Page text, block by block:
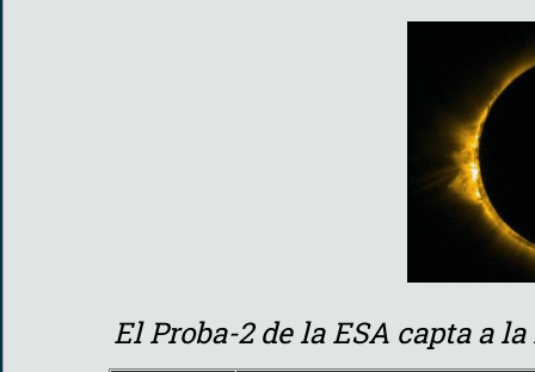
El Proba-2 de la ESA capta a